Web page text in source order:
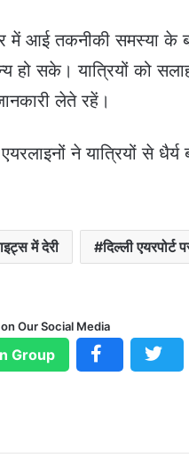
में आई तकनीकी समस्या के
हो सके। यात्रियों को
लेते रहें।
ने यात्रियों से
में देरी दिल्ली
Our Social Media
Group